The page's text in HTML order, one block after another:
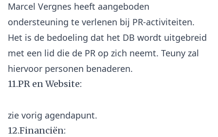
Marcel Vergnes heeft aangeboden
ondersteuning te verlenen bij PR-activiteiten.
Het is de bedoeling dat het DB wordt uitgebreid
met een lid die de PR op zich neemt. Teuny zal
11.PR en Website:
12.Financiën: